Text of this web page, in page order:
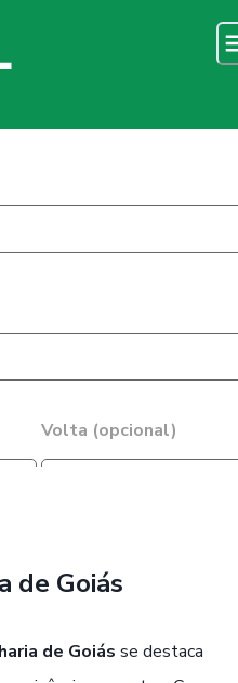
Volta (opcional)
de Goiás
de Goiás se destaca